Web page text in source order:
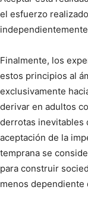
el esfuerzo
Finalmente, los
estos principios al
exclusivamente
derivar en adultos
derrotas inevitables
aceptación de la
temprana se
para construir
menos dependiente